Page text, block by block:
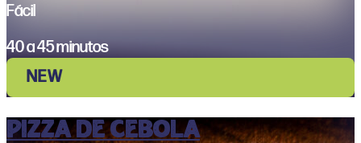
Fácil
40 a 45 minutos
NEW
PIZZA DE CEBOLA